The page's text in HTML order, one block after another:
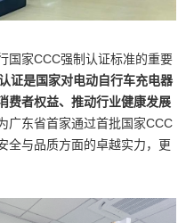
国家CCC强制认证标准的重要
证是国家对电动自行车充电器
费者权益、推动行业健康发展
广东省首家通过首批国家CCC
全与品质方面的卓越实力，更